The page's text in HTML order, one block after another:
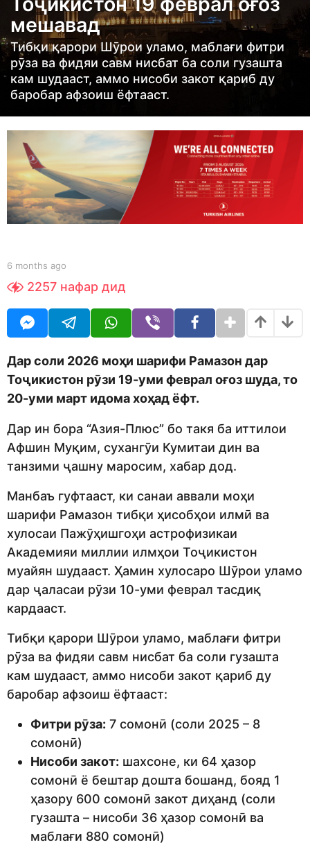
h
s
a
g
o
6
t
h
g
o
мешавад
Тибқи қарори Шӯрои уламо, маблағи фитри
рӯза ва фидяи савм нисбат ба соли гузашта
кам шудааст, аммо нисоби закот қариб ду
баробар афзоиш ёфтааст.
b
S
h
d
o
n
6 months ago
o
t
h
a
o
2257 нафар дид
Дар соли 2026 моҳи шарифи Рамазон дар
Тоҷикистон рӯзи 19-уми феврал оғоз шуда, то
20-уми март идома хоҳад ёфт.
Дар ин бора “Азия-Плюс” бо такя ба иттилои
Афшин Муқим, сухангӯи Кумитаи дин ва
танзими ҷашну маросим, хабар дод.
Манбаъ гуфтааст, ки санаи аввали моҳи
шарифи Рамазон тибқи ҳисобҳои илмӣ ва
хулосаи Пажӯҳишгоҳи астрофизикаи
Академияи миллии илмҳои Тоҷикистон
муайян шудааст. Ҳамин хулосаро Шӯрои уламо
дар ҷаласаи рӯзи 10-уми феврал тасдиқ
кардааст.
Тибқи қарори Шӯрои уламо, маблағи фитри
рӯза ва фидяи савм нисбат ба соли гузашта
кам шудааст, аммо нисоби закот қариб ду
баробар афзоиш ёфтааст:
Фитри рӯза: 7 сомонӣ (соли 2025 – 8
сомонӣ)
Нисоби закот: шахсоне, ки 64 ҳазор
сомонӣ ё бештар дошта бошанд, бояд 1
ҳазору 600 сомонӣ закот диҳанд (соли
гузашта – нисоби 36 ҳазор сомонӣ ва
маблағи 880 сомонӣ)